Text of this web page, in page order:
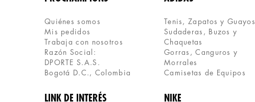
ENVIAR COMENTARIO
Quiénes somos
Mis pedidos
Trabaja con nosotros
Razón Social:
DPORTE S.A.S.
Bogotá D.C., Colombia
LINK DE INTERÉS
Tenis, Zapatos y Guayos
Sudaderas, Buzos y
Chaquetas
Gorras, Canguros y
Morrales
Camisetas de Equipos
NIKE